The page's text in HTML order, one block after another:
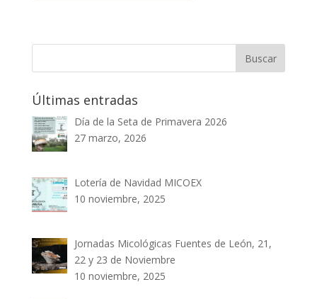
Últimas entradas
Día de la Seta de Primavera 2026
27 marzo, 2026
Lotería de Navidad MICOEX
10 noviembre, 2025
Jornadas Micológicas Fuentes de León, 21,
22 y 23 de Noviembre
10 noviembre, 2025